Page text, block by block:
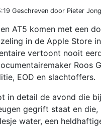
Geschreven door Pieter
AT5 komen met een
in de Apple Store
vertoont nooit
Roos
EOD en slachtoffers.
in detail de avond die
gegrift staat en die,
water, een